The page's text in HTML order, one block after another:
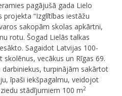
pagājušā gada Lielo
projekta “Izglītības iestāžu
sakopām skolas apkārtni,
rotu. Šogad Lielās talkas
Sagaidot Latvijas 100-
vecākus un Rīgas 69.
darbiniekus, turpinājām sakārtot
īpaši iekšpagalmu, veidojot
stādījumiem 100 m2